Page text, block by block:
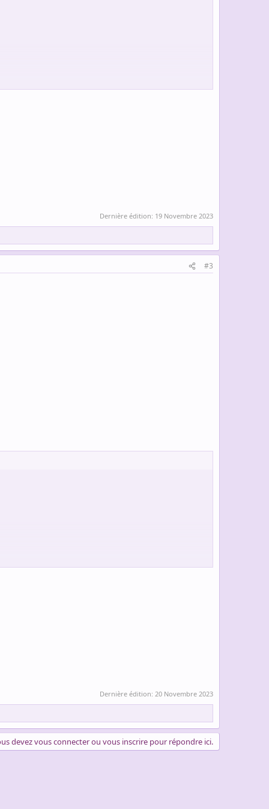
Dernière édition: 19 Novembre 2023
#3
Dernière édition: 20 Novembre 2023
devez vous connecter ou vous inscrire pour répondre ici.